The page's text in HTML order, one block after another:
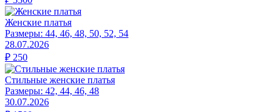
Женские платья
Размеры: 44, 46, 48, 50, 52, 54
28.07.2026
₽ 250
Стильные женские платья
Размеры: 42, 44, 46, 48
30.07.2026